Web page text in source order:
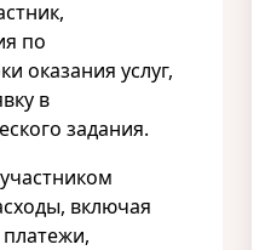
по
оказания услуг,
в
задания.
включая